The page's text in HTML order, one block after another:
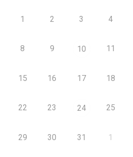
1 2 3 4
8 9 10 11
15 16 17 18
22 23 24 25
29 30 31 1